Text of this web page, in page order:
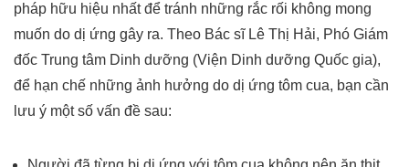
pháp hữu hiệu nhất để tránh những rắc rối không mong
muốn do dị ứng gây ra. Theo Bác sĩ Lê Thị Hải, Phó Giám
đốc Trung tâm Dinh dưỡng (Viện Dinh dưỡng Quốc gia),
để hạn chế những ảnh hưởng do dị ứng tôm cua, bạn cần
lưu ý một số vấn đề sau: